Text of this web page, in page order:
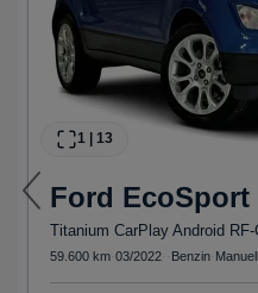
1 13
Ford EcoSport
Titanium CarPlay Android
59.600 km 03/2022 Benzin Manuell